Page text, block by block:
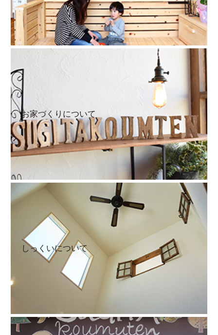
お家づくりについて
しっくいについて